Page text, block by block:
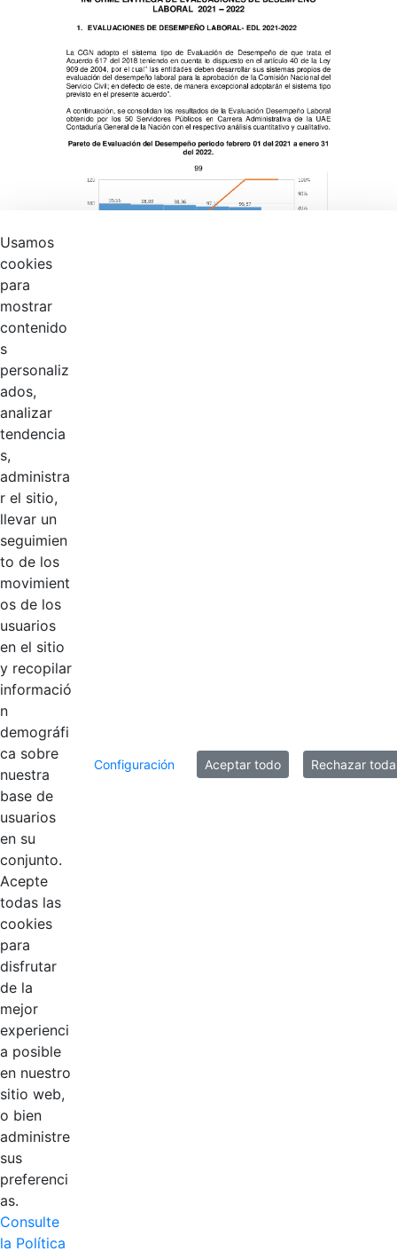
Productos
AÑADIR COMENTARIOS
Usamos
cookies
para
mostrar
contenido
s
personaliz
ados,
analizar
tendencia
s,
administra
r el sitio,
llevar un
seguimien
to de los
movimient
os de los
usuarios
en el sitio
y recopilar
informació
n
demográfi
ca sobre
nuestra
base de
usuarios
en su
conjunto.
Acepte
todas las
cookies
para
disfrutar
de la
mejor
experienci
a posible
en nuestro
sitio web,
o bien
administre
sus
preferenci
as.
Consulte
la Política
Configuración Aceptar todo Rechazar